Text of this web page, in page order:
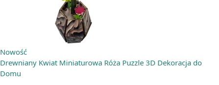
Nowość
Drewniany Kwiat Miniaturowa Róża Puzzle 3D Dekoracja do
Domu